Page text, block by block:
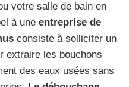
votre salle de bain en
à une entreprise de
consiste à solliciter un
extraire les bouchons
des eaux usées sans